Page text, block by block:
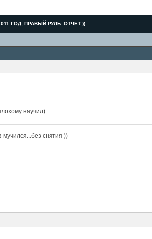
ГОД, ПРАВЫЙ РУЛЬ. ОТЧЕТ ))
научил)
снятия ))